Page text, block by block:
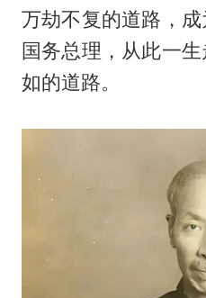
万劫不复的道路，
国务总理，从此一
如的道路。